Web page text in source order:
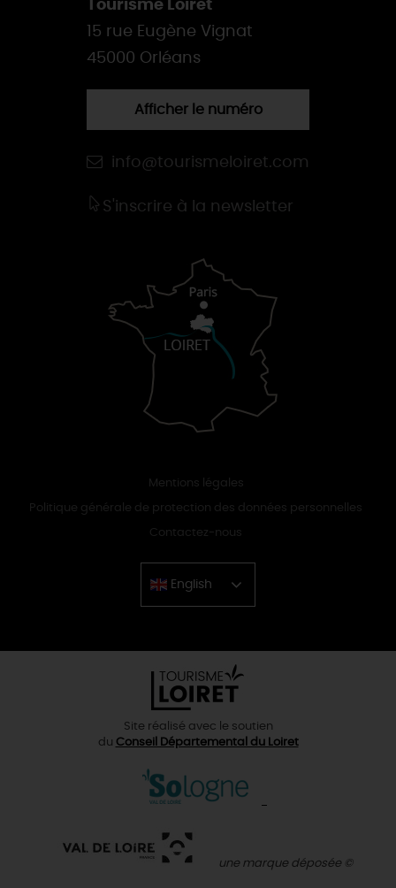
Tourisme Loiret
15 rue Eugène Vignat
45000 Orléans
Afficher le numéro
info@tourismeloiret.com
S'inscrire à la newsletter
Mentions légales
Politique générale de protection des données personnelles
Contactez-nous
English
Chinese
Site réalisé avec le soutien
du Conseil Départemental du Loiret
une marque déposée ©